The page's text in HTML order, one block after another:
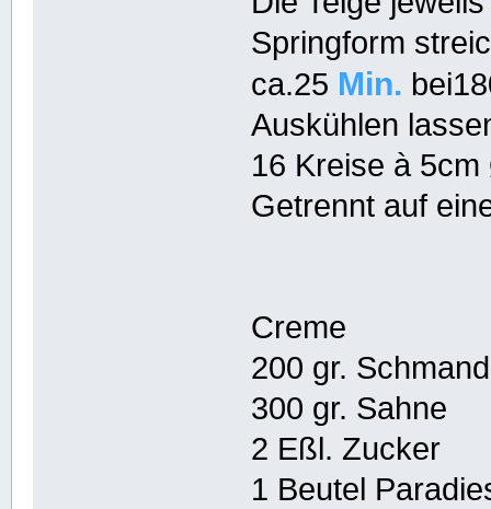
Springform
ca.25 Min.
Auskühlen
16 Kreise à
Getrennt auf
Creme
200 gr. Schmand
300 gr. Sahne
2 Eßl. Zucker
1 Beutel